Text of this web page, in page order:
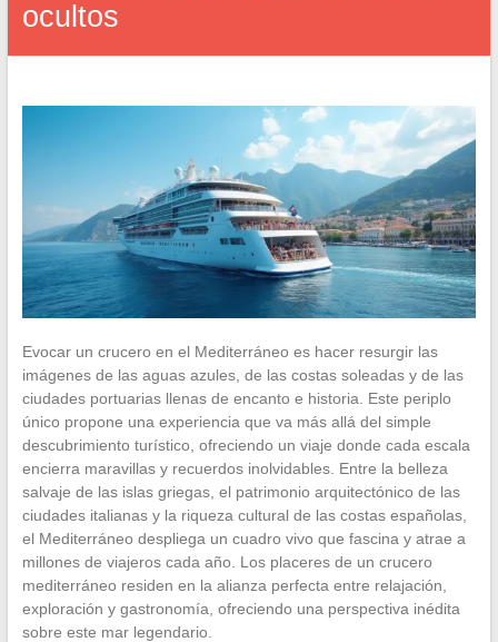
ocultos
Evocar un crucero en el Mediterráneo es hacer resurgir las
imágenes de las aguas azules, de las costas soleadas y de las
ciudades portuarias llenas de encanto e historia. Este periplo
único propone una experiencia que va más allá del simple
descubrimiento turístico, ofreciendo un viaje donde cada escala
encierra maravillas y recuerdos inolvidables. Entre la belleza
salvaje de las islas griegas, el patrimonio arquitectónico de las
ciudades italianas y la riqueza cultural de las costas españolas,
el Mediterráneo despliega un cuadro vivo que fascina y atrae a
millones de viajeros cada año. Los placeres de un crucero
mediterráneo residen en la alianza perfecta entre relajación,
exploración y gastronomía, ofreciendo una perspectiva inédita
sobre este mar legendario.